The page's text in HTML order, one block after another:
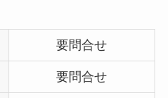
要問合せ
要問合せ